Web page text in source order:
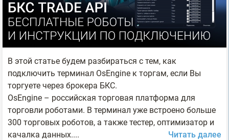
В этой статье будем разбираться с тем, как
подключить терминал OsEngine к торгам, если Вы
торгуете через брокера БКС.
OsEngine – российская торговая платформа для
торговли роботами. В терминал уже встроено больше
300 торговых роботов, а также тестер, оптимизатор и
качалка данных....
Читать далее